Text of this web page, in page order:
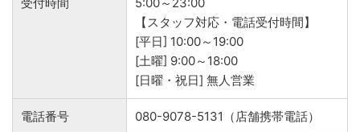
【スタッフ対応・電話受付時間】
[平日] 10:00～19:00
[土曜] 9:00～18:00
[日曜・祝日] 無人営業
電話番号 080-9078-5131（店舗携帯電話）